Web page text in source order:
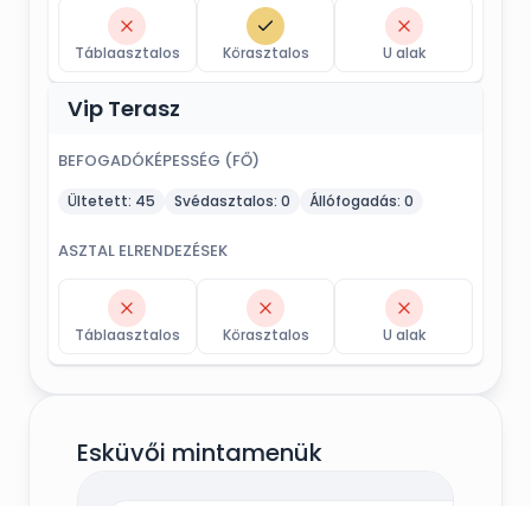
Táblaasztalos Körasztalos U alak
Vip Terasz
BEFOGADÓKÉPESSÉG (FŐ)
Ültetett: 45 Svédasztalos: 0 Állófogadás: 0
ASZTAL ELRENDEZÉSEK
Táblaasztalos Körasztalos U alak
Esküvői mintamenük